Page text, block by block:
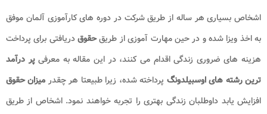
اشخاص بسیاری هر ساله از طریق شرکت در دوره های کارآموزی آلمان موفق
به اخذ ویزا شده و در حین مهارت آموزی از طریقحقوقدریافتی برای پرداخت
هزینه های ضروری زندگی اقدام می کنند، در این مقاله به معرفیپر درآمد
ترین رشته های اوسبیلدونگ پرداخته شده، زیرا طبیعتا هر چقدر میزان حقوق
افزایش یابد داوطلبان زندگی بهتری را تجربه خواهند نمود. اشخاص از طریق